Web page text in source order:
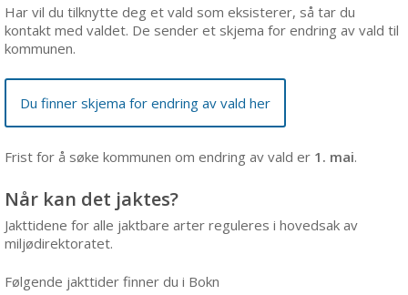
Har vil du tilknytte deg et vald som eksisterer, så tar du
kontakt med valdet. De sender et skjema for endring av vald til
kommunen.
Du finner skjema for endring av vald her
Frist for å søke kommunen om endring av vald er 1. mai.
Når kan det jaktes?
Jakttidene for alle jaktbare arter reguleres i hovedsak av
miljødirektoratet.
Følgende jakttider finner du i Bokn